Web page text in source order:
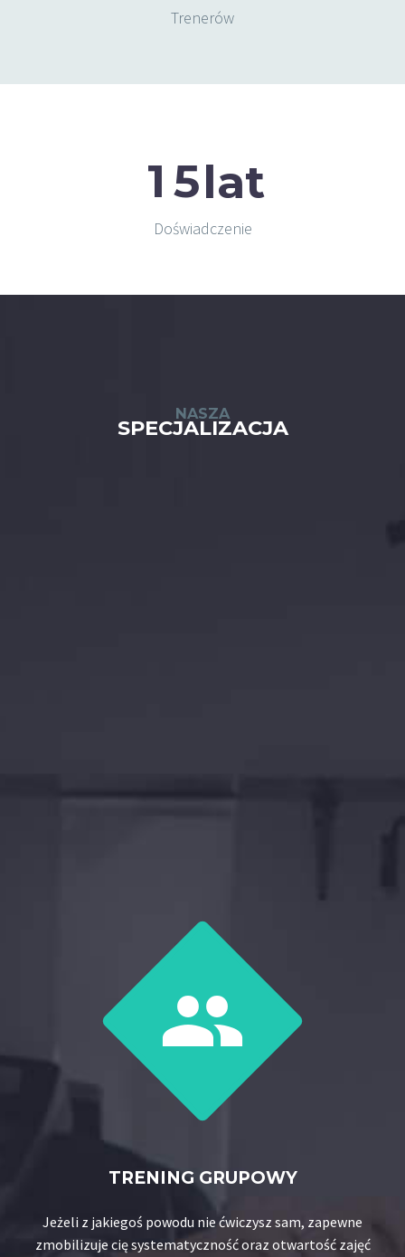
Trenerów
1 5lat
Doświadczenie
NASZA
SPECJALIZACJA


TRENING GRUPOWY
Jeżeli z jakiegoś powodu nie ćwiczysz sam, zapewne
zmobilizuje cię systematyczność oraz otwartość zajęć